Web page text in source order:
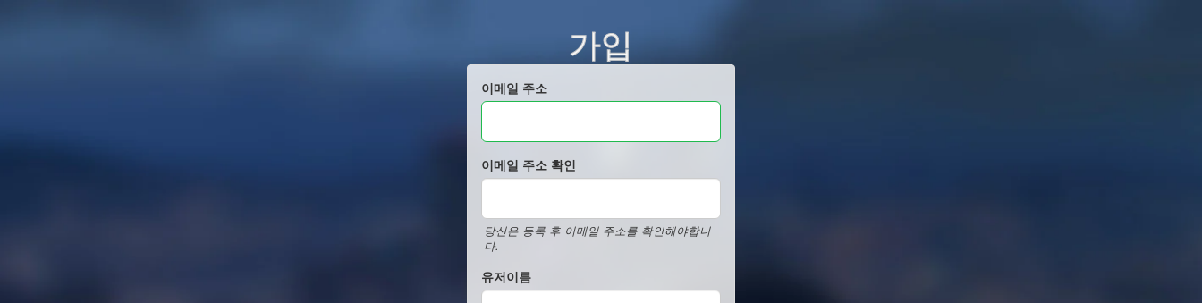
가입
이메일 주소
이메일 주소 확인
당신은 등록 후 이메일 주소를 확인해야합니
다.
유저이름